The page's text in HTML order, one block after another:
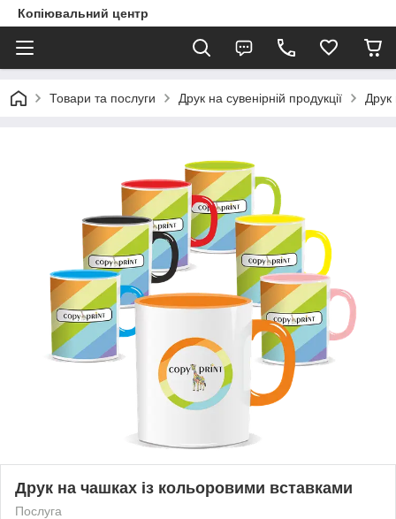
Копіювальний центр
Товари та послуги Друк на сувенірній продукції Друк
Друк на чашках із кольоровими вставками
Послуга